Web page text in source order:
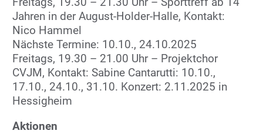
Jahren in der August-Holder-Halle, Kontakt:
Nico Hammel
Nächste Termine: 10.10., 24.10.2025
Freitags, 19.30 – 21.00 Uhr – Projektchor
CVJM, Kontakt: Sabine Cantarutti: 10.10.,
17.10., 24.10., 31.10. Konzert: 2.11.2025 in
Hessigheim
Aktionen